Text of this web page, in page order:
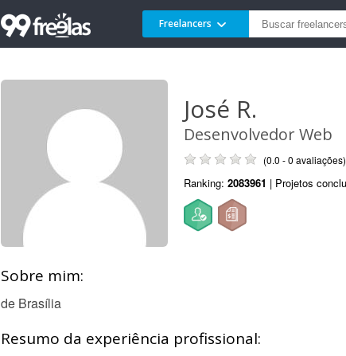
Freelancers
José R.
Desenvolvedor Web
(0.0 - 0 avaliações)
Ranking: 2083961 | Projetos
Sobre mim:
de Brasília
Resumo da experiência profissional: